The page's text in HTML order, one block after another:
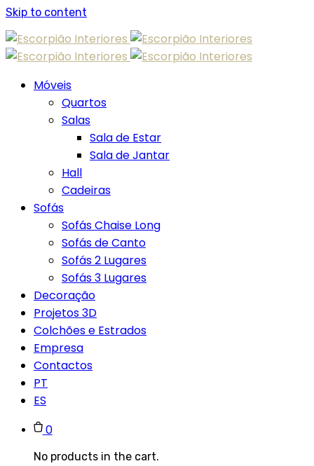
Skip to content
Móveis
Quartos
Salas
Sala de Estar
Sala de Jantar
Hall
Cadeiras
Sofás
Sofás Chaise Long
Sofás de Canto
Sofás 2 Lugares
Sofás 3 Lugares
Decoração
Projetos 3D
Colchões e Estrados
Empresa
Contactos
PT
ES
0
No products in the cart.